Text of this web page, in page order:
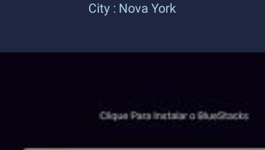
City : Nova York